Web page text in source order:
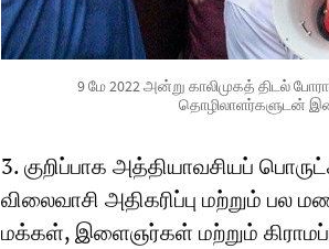
9 மே 2022 அன்று காலிமுகத் திடல்
தொழிலாளர்களுடன்
3. குறிப்பாக அத்தியாவசியப்
விலைவாசி அதிகரிப்பு மற்றும்
மக்கள், இளைஞர்கள் மற்றும்